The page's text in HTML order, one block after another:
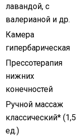
лавандой, с
валерианой и др.
Камера
гипербарическая
Прессотерапия
нижних
конечностей
Ручной массаж
классический* (1,5
ед.)